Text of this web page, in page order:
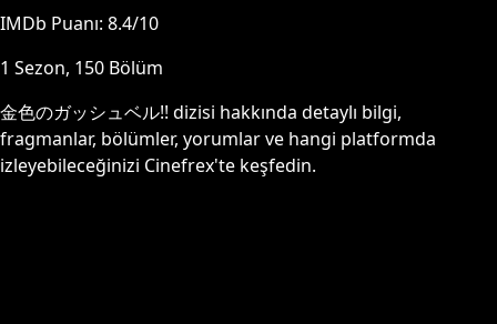
IMDb Puanı: 8.4/10
1 Sezon, 150 Bölüm
金色のガッシュベル!! dizisi hakkında detaylı bilgi,
fragmanlar, bölümler, yorumlar ve hangi platformda
izleyebileceğinizi Cinefrex'te keşfedin.